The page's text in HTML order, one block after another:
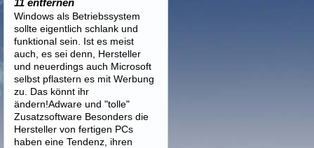
11 entfernen
Windows als Betriebssystem
sollte eigentlich schlank und
funktional sein. Ist es meist
auch, es sei denn, Hersteller
und neuerdings auch Microsoft
selbst pflastern es mit Werbung
zu. Das könnt ihr
ändern!Adware und "tolle"
Zusatzsoftware Besonders die
Hersteller von fertigen PCs
haben eine Tendenz, ihren